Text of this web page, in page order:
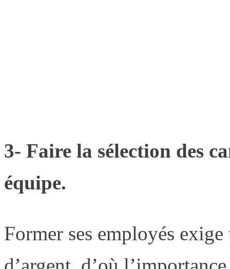
3- Faire la sélection des
équipe.
Former ses employés